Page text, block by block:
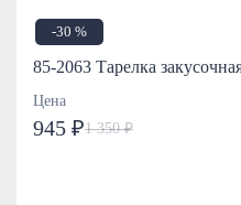
-30 %
85-2063 Тарелка
Цена
945 ₽1 350 ₽